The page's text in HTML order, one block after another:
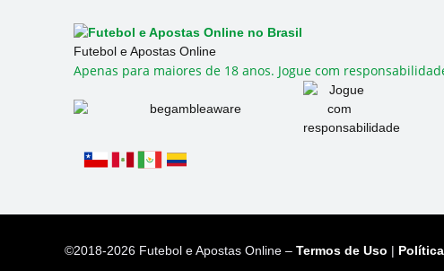
Futebol e Apostas Online
Apenas para maiores de 18 anos. Jogue com
©2018-2026 Futebol e Apostas Online – Termos de Uso |